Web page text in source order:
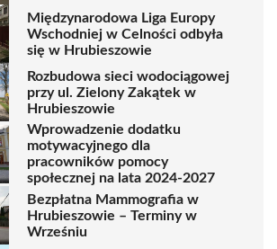
Międzynarodowa Liga Europy
Wschodniej w Celności odbyła
się w Hrubieszowie
Rozbudowa sieci wodociągowej
przy ul. Zielony Zakątek w
Hrubieszowie
Wprowadzenie dodatku
motywacyjnego dla
pracowników pomocy
społecznej na lata 2024-2027
Bezpłatna Mammografia w
Hrubieszowie – Terminy w
Wrześniu